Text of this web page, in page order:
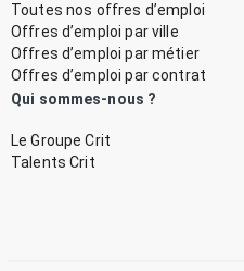
Toutes nos offres d’emploi
Offres d’emploi par ville
Offres d’emploi par métier
Offres d’emploi par contrat
Qui sommes-nous ?
Le Groupe Crit
Talents Crit